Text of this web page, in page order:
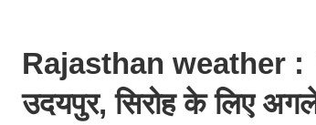
Rajasthan weather :
उदयपुर, सिरोह के लिए